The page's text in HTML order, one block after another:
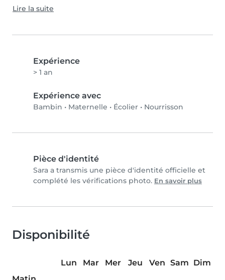
Lire la suite
Expérience
> 1 an
Expérience avec
Bambin • Maternelle • Écolier • Nourrisson
Pièce d'identité
Sara a transmis une pièce d'identité officielle et
complété les vérifications photo. En savoir plus
Disponibilité
Lun Mar Mer Jeu Ven Sam Dim